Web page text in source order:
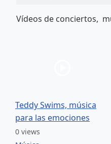
Vídeos de conciertos,
Teddy Swims, música
para las emociones
0 views